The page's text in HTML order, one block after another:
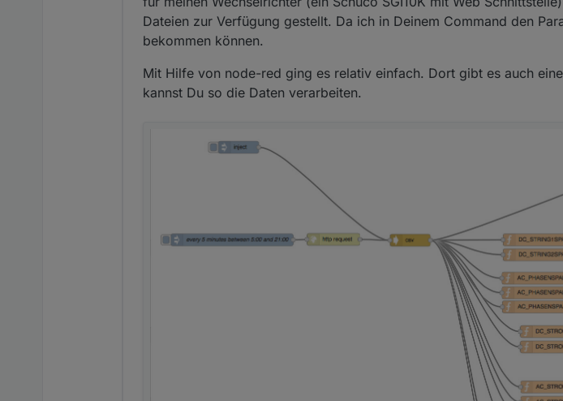
Dateien zur Verfügung gestellt. Da ich in Deinem Command den
bekommen können.
Mit Hilfe von node-red ging es relativ einfach. Dort gibt es auch
kannst Du so die Daten verarbeiten.